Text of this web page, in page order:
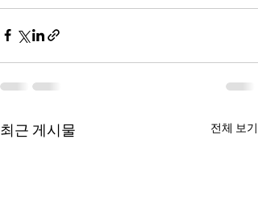
최근 게시물 전체 보기